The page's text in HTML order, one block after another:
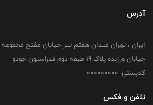
آدرس
ایران ، تهران میدان هفتم تیر خیابان مفتح
خیابان ورزنده پلاک ۱۹ طبقه دوم فدراسیون جودو
کدپستی: 000000000
تلفن و فکس